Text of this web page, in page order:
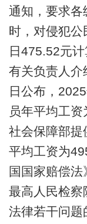
通知，要求各
时，对侵犯
日475.52元
有关负责人
日公布，
员年平均工
社会保障部提
平均工资为
国国家赔偿法
最高人民检察
法律若干问题